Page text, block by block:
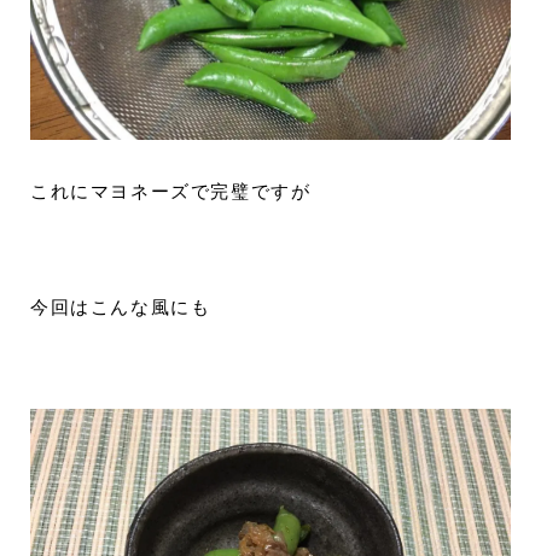
これにマヨネーズで完璧ですが
今回はこんな風にも